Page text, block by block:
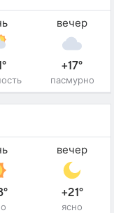
вечер
+17°
пасмурно
вечер
+21°
ясно